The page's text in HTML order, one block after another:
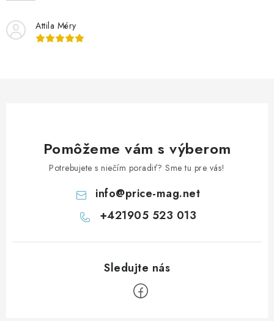
Attila Méry
Pomôžeme vám s výberom
Potrebujete s niečím poradiť? Sme tu pre vás!
info@price-mag.net
+421905 523 013